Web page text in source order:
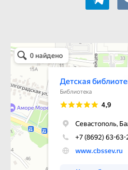
Детская библиотека-филиал № 9
Библиотека в Севастополе